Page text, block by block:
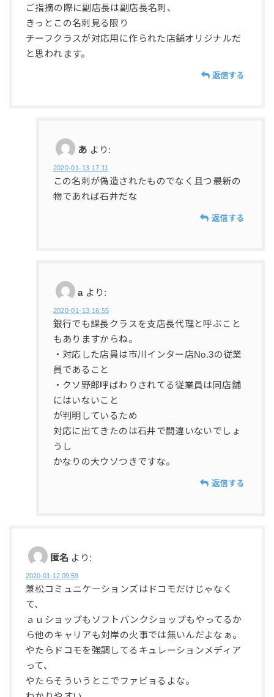
ご指摘の際に副店長は副店長名刺、
きっとこの名刺見る限り
チーフクラスが対応用に作られた店舗オリジナルだ
と思われます。
返信する
あ より:
2020-01-13 17:11
この名刺が偽造されたものでなく且つ最新の
物であれば石井だな
返信する
a より:
2020-01-13 16:55
銀行でも課長クラスを支店長代理と呼ぶこと
もありますからね。
・対応した店員は市川インター店No.3の従業
員であること
・クソ野郎呼ばわりされてる従業員は同店舗
にはいないこと
が判明しているため
対応に出てきたのは石井で間違いないでしょ
うし
かなりの大ウソつきですな。
返信する
匿名 より:
2020-01-12 09:59
兼松コミュニケーションズはドコモだけじゃなく
て、
ａｕショップもソフトバンクショップもやってるか
ら他のキャリアも対岸の火事では無いんだよなぁ。
やたらドコモを強調してるキュレーションメディア
って、
やたらそういうとこでファビョるよな。